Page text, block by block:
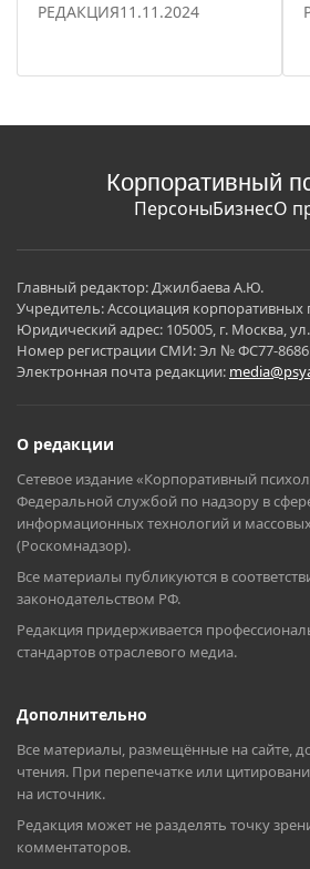
организации и в поддержании
РЕДАКЦИЯ11.11.2024
Корпоративный
ПерсоныБизнесО
Главный редактор: Джилбаева А.Ю.
Учредитель: Ассоциация корпоративных
Юридический адрес: 105005, г. Москва,
Номер регистрации СМИ: Эл № ФС77-
Электронная почта редакции:
О редакции
Сетевое издание «Корпоративный
Федеральной службой по надзору в
информационных технологий и
(Роскомнадзор).
Все материалы публикуются в
законодательством РФ.
Редакция придерживается
стандартов отраслевого медиа.
Дополнительно
Все материалы, размещённые на сайте,
чтения. При перепечатке или
на источник.
Редакция может не разделять точку
комментаторов.